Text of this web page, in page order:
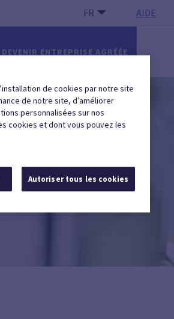
FR AIDE
DEVENIR ENTREPRISE AGRÉÉE
de cookies par notre site
de notre site, d’améliorer
personnalisées sur nos
cookies et dont vous pouvez les
Autoriser tous les cookies